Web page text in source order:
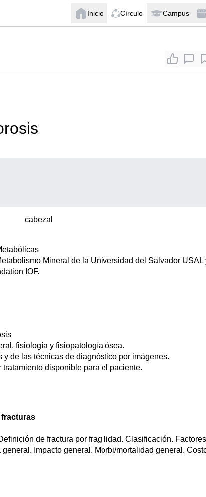
Inicio Círculo Campus
Mineral de la Universidad del Salvador USAL
IOF.
fisiología y fisiopatología ósea.
de las técnicas de diagnóstico por imágenes.
disponible para el paciente.
fracturas
de fractura por fragilidad. Clasificación.
Impacto general. Morbi/mortalidad general.